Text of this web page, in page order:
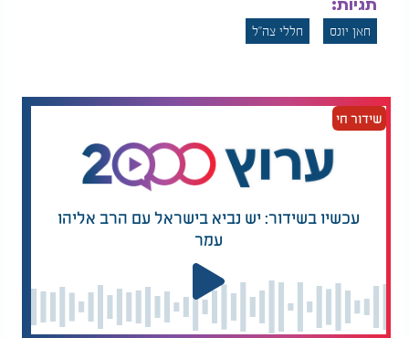
תגיות:
חאן יונס חללי צה"ל
שידור חי
עכשיו בשידור: יש נביא בישראל עם הרב אליהו
עמר